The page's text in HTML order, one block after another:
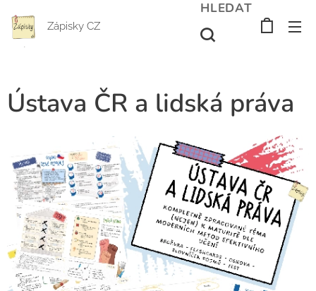
Zápisky CZ
HLEDAT
Ústava ČR a lidská práva